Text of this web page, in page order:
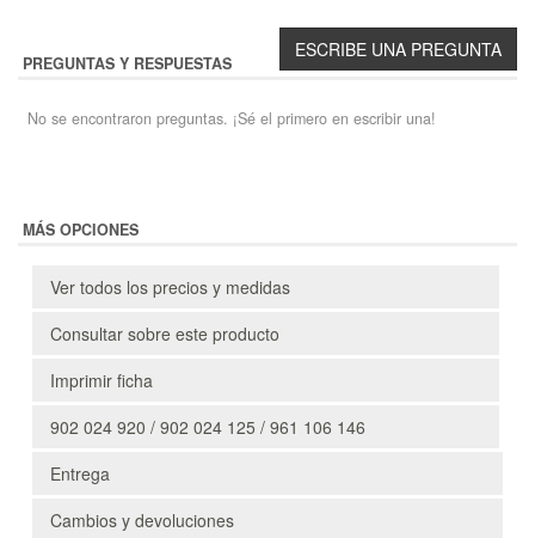
PREGUNTAS Y RESPUESTAS
No se encontraron preguntas. ¡Sé el primero en escribir una!
MÁS OPCIONES
Ver todos los precios y medidas
Consultar sobre este producto
Imprimir ficha
902 024 920 / 902 024 125 / 961 106 146
Entrega
Cambios y devoluciones